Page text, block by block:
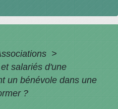
>
salariés d'une
un bénévole dans une
?